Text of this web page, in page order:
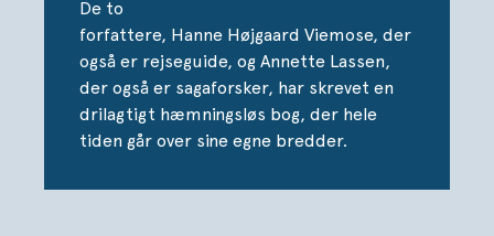
De to
forfattere, Hanne Højgaard Viemose, der
også er rejseguide, og Annette Lassen,
der også er sagaforsker, har skrevet en
drilagtigt hæmningsløs bog, der hele
tiden går over sine egne bredder.